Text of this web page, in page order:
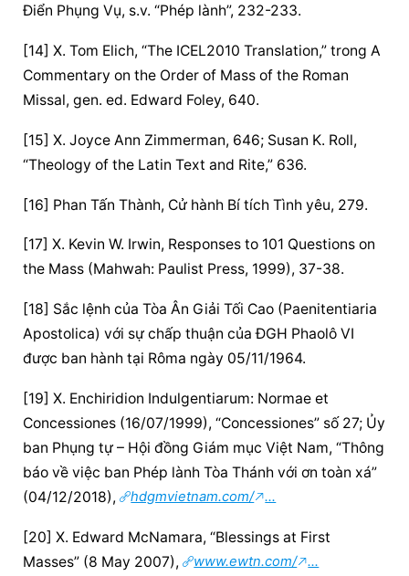
Điển Phụng Vụ, s.v. “Phép lành”, 232-233.
[14] X. Tom Elich, “The ICEL2010 Translation,” trong A
Commentary on the Order of Mass of the Roman
Missal, gen. ed. Edward Foley, 640.
[15] X. Joyce Ann Zimmerman, 646; Susan K. Roll,
“Theology of the Latin Text and Rite,” 636.
[16] Phan Tấn Thành, Cử hành Bí tích Tình yêu, 279.
[17] X. Kevin W. Irwin, Responses to 101 Questions on
the Mass (Mahwah: Paulist Press, 1999), 37-38.
[18] Sắc lệnh của Tòa Ân Giải Tối Cao (Paenitentiaria
Apostolica) với sự chấp thuận của ĐGH Phaolô VI
được ban hành tại Rôma ngày 05/11/1964.
[19] X. Enchiridion Indulgentiarum: Normae et
Concessiones (16/07/1999), “Concessiones” số 27; Ủy
ban Phụng tự – Hội đồng Giám mục Việt Nam, “Thông
báo về việc ban Phép lành Tòa Thánh với ơn toàn xá”
(04/12/2018),
hdgmvietnam.com/ ...
[20] X. Edward McNamara, “Blessings at First
Masses” (8 May 2007),
www.ewtn.com/ ...